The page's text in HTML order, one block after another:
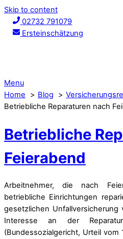
Skip to content
02732 791079
Ersteinschätzung
Menu
Home
Blog
Betriebliche Reparaturen nach
Betriebliche
Feierabend
Arbeitnehmer, die nach
betriebliche Einrichtungen
gesetzlichen
Interesse an der
(Bundessozialgericht, Urteil vom